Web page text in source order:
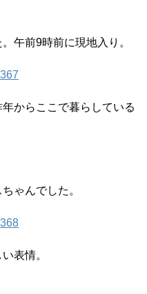
午前9時前に現地入り。
からここで暮らしている
ゃんでした。
表情。